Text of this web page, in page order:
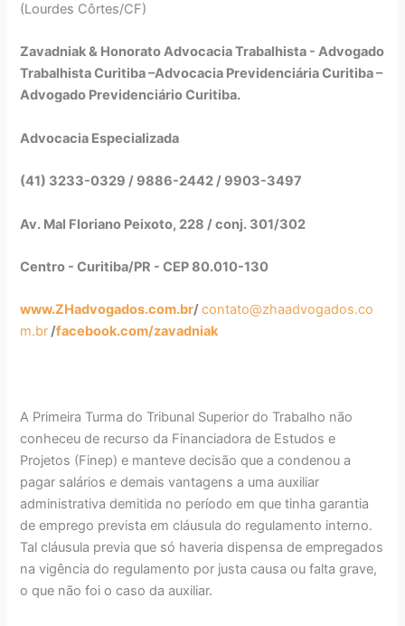
(Lourdes Côrtes/CF)
Zavadniak & Honorato Advocacia Trabalhista - Advogado
Trabalhista Curitiba –Advocacia Previdenciária Curitiba –
Advogado Previdenciário Curitiba.
Advocacia Especializada
(41) 3233-0329 / 9886-2442 / 9903-3497
Av. Mal Floriano Peixoto, 228 / conj. 301/302
Centro - Curitiba/PR - CEP 80.010-130
www.ZHadvogados.com.br/contato@zhaadvogados.co
m.br/facebook.com/zavadniak
A Primeira Turma do Tribunal Superior do Trabalho não
conheceu de recurso da Financiadora de Estudos e
Projetos (Finep) e manteve decisão que a condenou a
pagar salários e demais vantagens a uma auxiliar
administrativa demitida no período em que tinha garantia
de emprego prevista em cláusula do regulamento interno.
Tal cláusula previa que só haveria dispensa de empregados
na vigência do regulamento por justa causa ou falta grave,
o que não foi o caso da auxiliar.